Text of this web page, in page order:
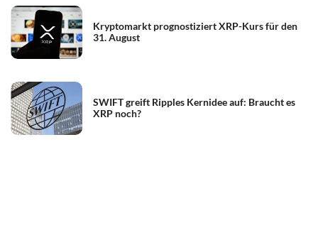
Kryptomarkt prognostiziert XRP-Kurs für den
31. August
SWIFT greift Ripples Kernidee auf: Braucht es
XRP noch?